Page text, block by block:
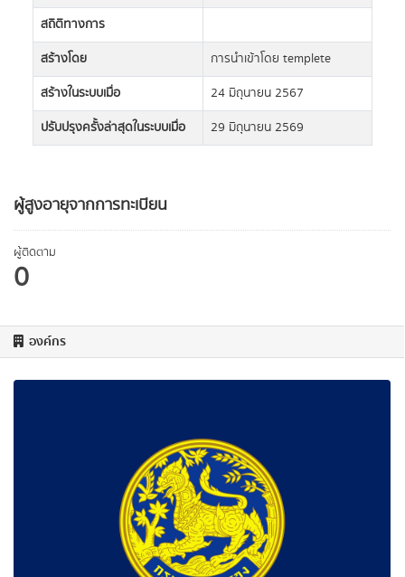
ผู้สูงอายุจากการทะเบียน
ผู้ติดตาม
0
องค์กร
สถิติทางการ
สร้างโดย
การนำเข้าโดย templete
สร้างในระบบเมื่อ
24 มิถุนายน 2567
ปรับปรุงครั้งล่าสุดในระบบเมื่อ
29 มิถุนายน 2569